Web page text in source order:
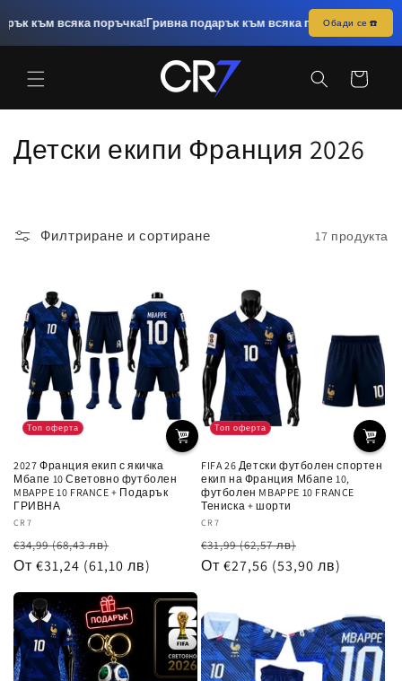
всяка поръчка!Гривна подарък към всяка поръчка!Гривна
Обади се ☎️
към
Количка
К
е
ц
и
Детски екипи Франция 2026
Филтриране и сортиране 17 продукта
Топ оферта
2027 Франция екип с якичка
Мбапе 10 Световно футболен
MBAPPE 10 FRANCE + Подарък
ГРИВНА
Доставчик:
CR7
Обичайна
цена
€34,99(68,43 лв)
при
От €31,24 (61,10 лв)
Топ оферта
FIFA 26 Детски футболен спортен
екип на Франция Мбапе 10,
футболен MBAPPE 10 FRANCE
Тениска + шорти
Доставчик:
CR7
Обичайна
цена
€31,99(62,57 лв)
при
От €27,56 (53,90 лв)